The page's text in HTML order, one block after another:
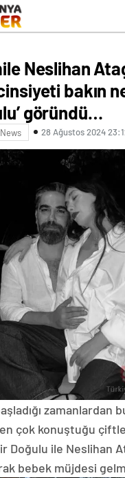
Neslihan
bakın
göründü…
News 28 Ağustos 2024
zamanlardan
çok konuştuğu
Doğulu ile Neslihan
bebek müjdesi